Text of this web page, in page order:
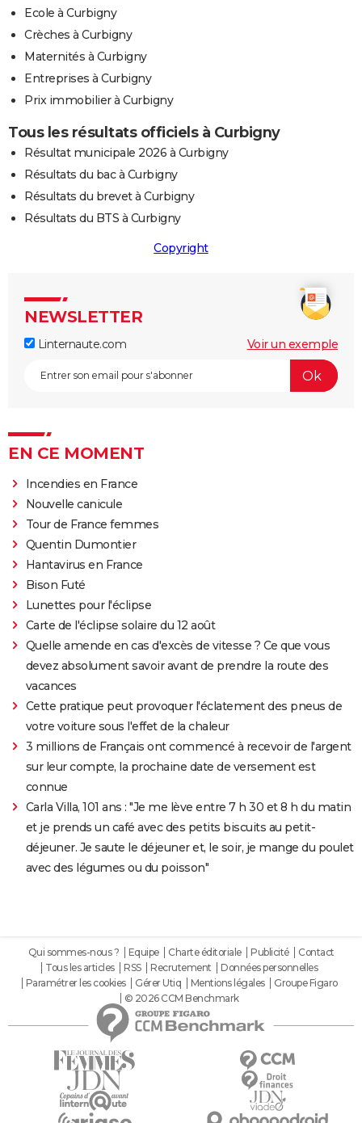
Ecole à Curbigny
Crèches à Curbigny
Maternités à Curbigny
Entreprises à Curbigny
Prix immobilier à Curbigny
Tous les résultats officiels à Curbigny
Résultat municipale 2026 à Curbigny
Résultats du bac à Curbigny
Résultats du brevet à Curbigny
Résultats du BTS à Curbigny
Copyright
NEWSLETTER
Linternaute.com Voir un exemple
EN CE MOMENT
Incendies en France
Nouvelle canicule
Tour de France femmes
Quentin Dumontier
Hantavirus en France
Bison Futé
Lunettes pour l'éclipse
Carte de l'éclipse solaire du 12 août
Quelle amende en cas d'excès de vitesse ? Ce que vous
devez absolument savoir avant de prendre la route des
vacances
Cette pratique peut provoquer l'éclatement des pneus de
votre voiture sous l'effet de la chaleur
3 millions de Français ont commencé à recevoir de l'argent
sur leur compte, la prochaine date de versement est
connue
Carla Villa, 101 ans : "Je me lève entre 7 h 30 et 8 h du matin
et je prends un café avec des petits biscuits au petit-
déjeuner. Je saute le déjeuner et, le soir, je mange du poulet
avec des légumes ou du poisson"
Qui sommes-nous ? Equipe Charte éditoriale Publicité
Contact
Tous les articles
RSS Recrutement
Données personnelles
Paramétrer les cookies
Gérer Utiq Mentions légales
Groupe Figaro
© 2026 CCM Benchmark